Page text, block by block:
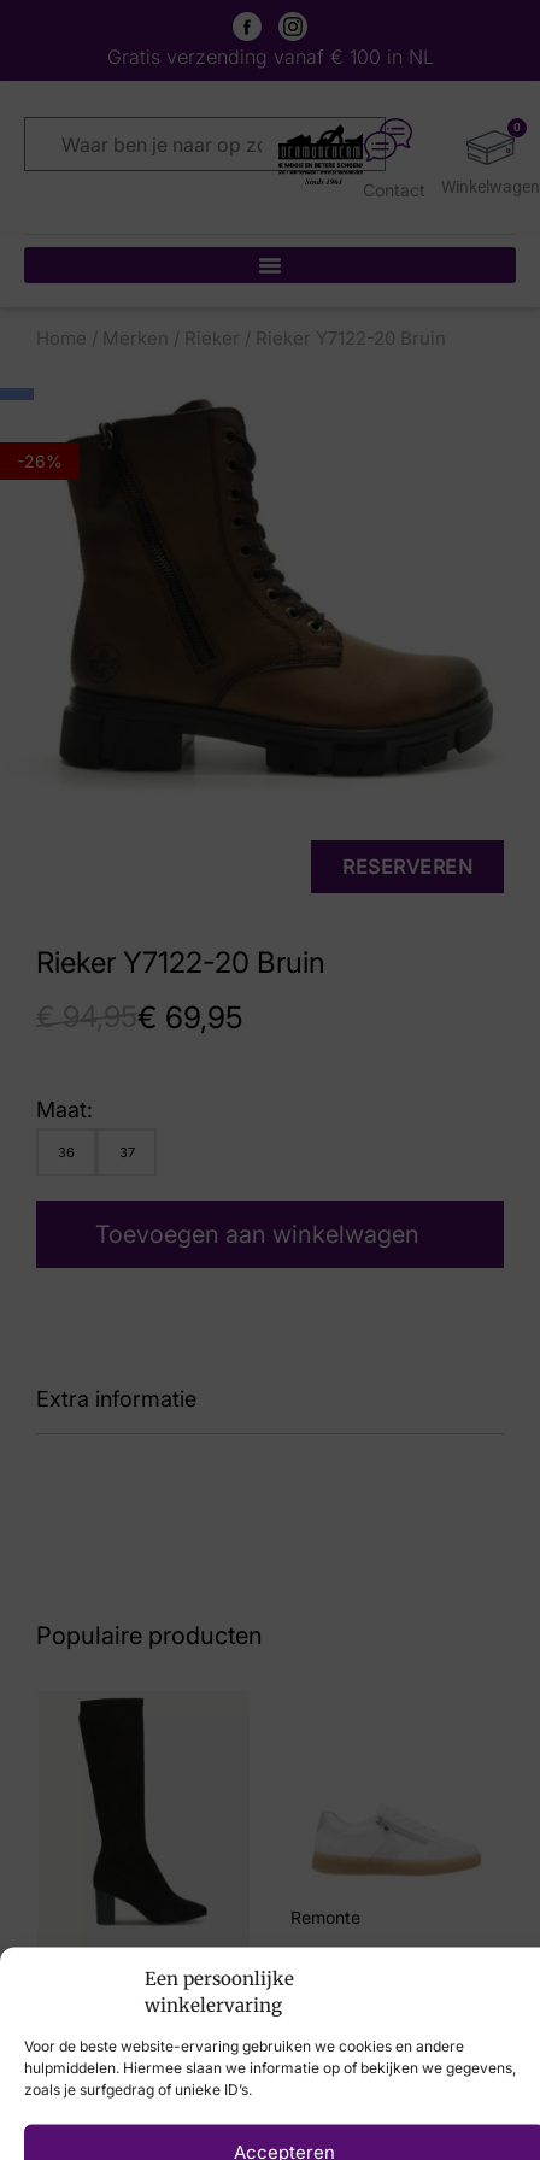
Een persoonlijke
winkelervaring
Voor de beste website-ervaring gebruiken we cookies en andere
hulpmiddelen. Hiermee slaan we informatie op of bekijken we gegevens,
zoals je surfgedrag of unieke ID’s.
Accepteren
Gratis verzending vanaf € 100 in NL
0
Contact
Home / Merken / Rieker / Rieker Y7122-20 Bruin
-26%
Rieker Y7122-20 Bruin
€ 69,95
RESERVEREN
Maat:
36 37
Toevoegen aan winkelwagen
Extra informatie
36, 37
Merk
Rieker
Artikelnummer
Y7122-20
Populaire producten
Remonte
€89,95
Laat uw voeten